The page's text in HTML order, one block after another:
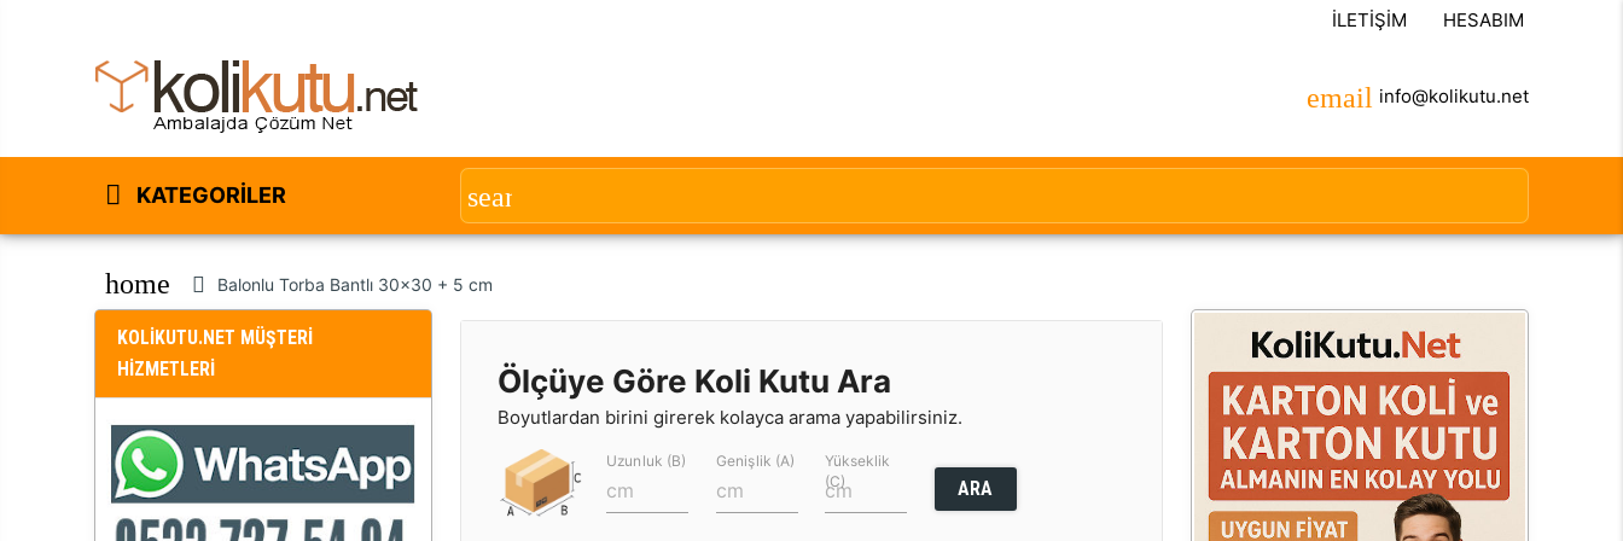
İLETIŞIM HESABIM
info@kolikutu.net
KATEGORILER
home Balonlu Torba Bantlı 30x30 + 5 cm
KOLİKUTU.NET MÜŞTERİ
HİZMETLERİ
Ölçüye Göre Koli Kutu Ara
Boyutlardan birini girerek kolayca arama yapabilirsiniz.
Uzunluk (B) Genişlik (A)
Yükseklik
(C)
ARA